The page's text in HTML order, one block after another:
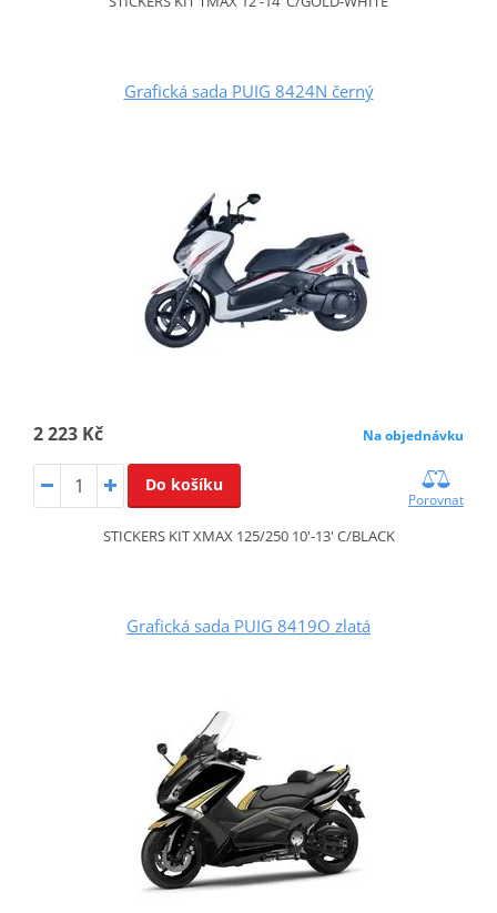
Grafická sada PUIG 8424N černý
2 223 Kč Na objednávku
Do košíku
Porovnat
STICKERS KIT XMAX 125/250 10'-13' C/BLACK
Grafická sada PUIG 8419O zlatá